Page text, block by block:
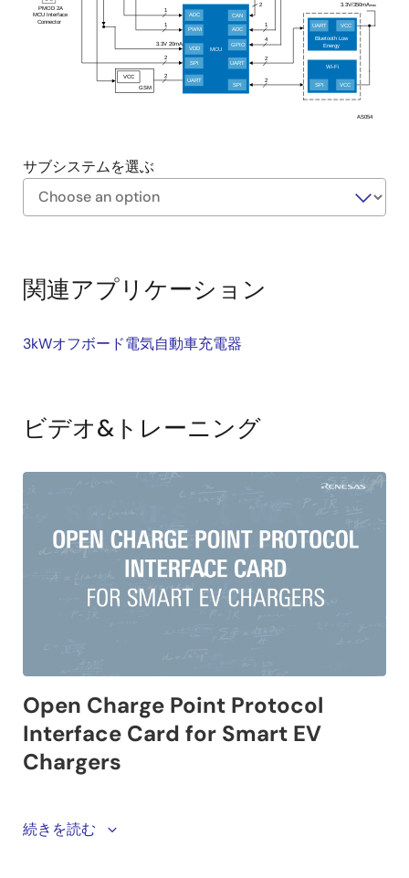
AS054
GSM
PMOD 2A
MCU Interface
Connector
3.3V 20mA
3.3V/350mAmax
1
1
2
2
2
2
4
1
2
VCC
MCU
ADC
PWM
VDD
SPI
UART
CAN
ADC
GPIO
SPI
UART
Bluetooth Low
Energy
VCC
UART
Wi-Fi
VCC
SPI
サブシステムを選ぶ
Diagram
関連アプリケーション
3kWオフボード電気自動車充電器
ビデオ&トレーニング
Renesas understands that ensuring chargers must
続きを読む